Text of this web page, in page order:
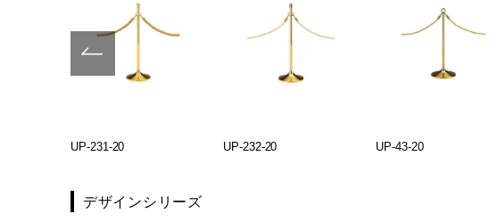
UP-231-20 UP-232-20 UP-43-20
デザインシリーズ